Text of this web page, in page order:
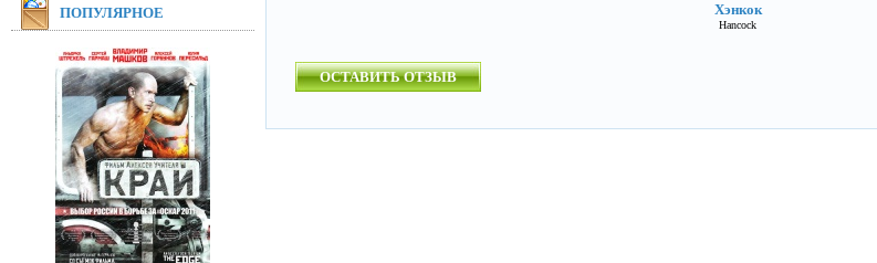
Хэнкок
Hancock
ОСТАВИТЬ ОТЗЫВ
ПОПУЛЯРНОЕ